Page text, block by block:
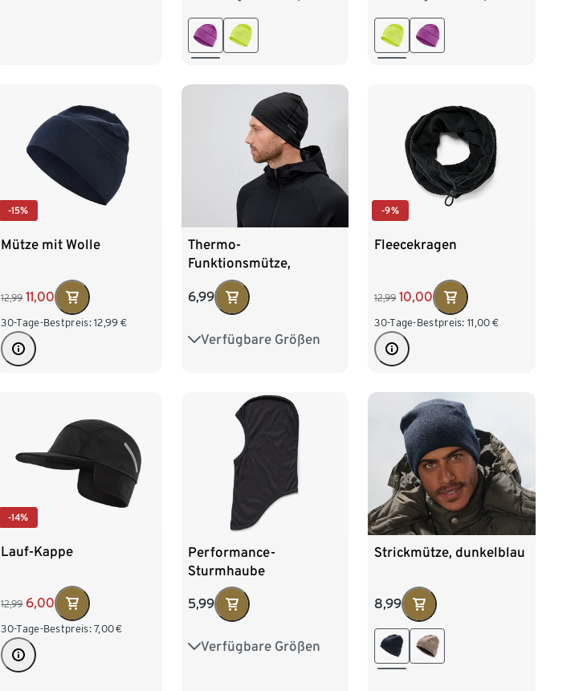
-15%
Mütze mit Wolle
12,99 11,00
30-Tage-Bestpreis: 12,99 €
Thermo-
Funktionsmütze,
schwarz
6,99
Verfügbare Größen
S/M L/XL
-9%
Fleecekragen
12,99 10,00
30-Tage-Bestpreis: 11,00 €
-14%
Lauf-Kappe
12,99 6,00
30-Tage-Bestpreis: 7,00€
Performance-
Sturmhaube
5,99
Verfügbare Größen
S M L
Strickmütze, dunkelblau
8,99